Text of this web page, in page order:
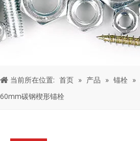
当前所在位置: 首页 » 产品 » 锚栓 »
60mm碳钢楔形锚栓